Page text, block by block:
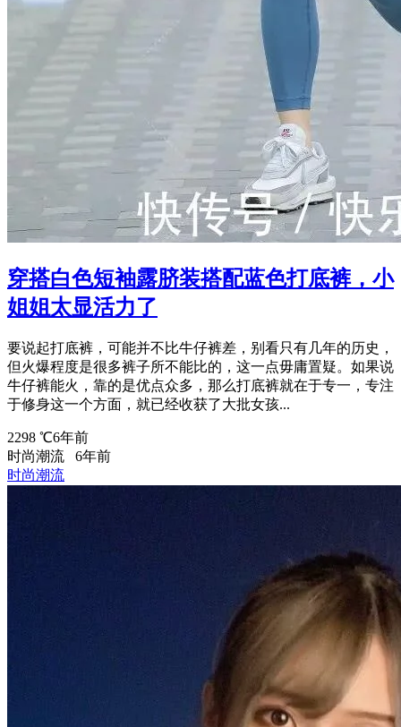
穿搭白色短袖露脐装搭配蓝色打底裤，小
姐姐太显活力了
要说起打底裤，可能并不比牛仔裤差，别看只有几年的历史，
但火爆程度是很多裤子所不能比的，这一点毋庸置疑。如果说
牛仔裤能火，靠的是优点众多，那么打底裤就在于专一，专注
于修身这一个方面，就已经收获了大批女孩...
2298 ℃6年前
时尚潮流
6年前
时尚潮流